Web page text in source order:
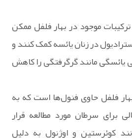
موجود در بهار فلفل ممکن
در زنان یائسه کمک کنند و
یائسگی مانند گرگرفتگی را کاهش
فلفل حاوی فنول‌ها است که به
برای سرطان مورد مطالعه قرار
کوئرستین و اوژنول به دلیل